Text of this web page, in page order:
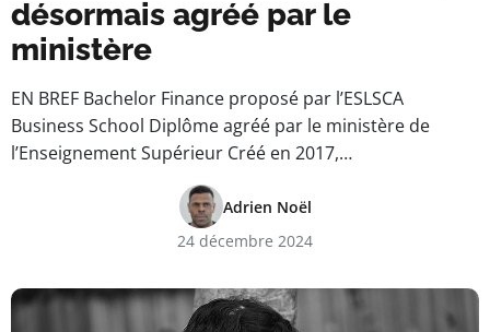
désormais agréé par le
ministère
EN BREF Bachelor Finance proposé par l’ESLSCA
Business School Diplôme agréé par le ministère de
l’Enseignement Supérieur Créé en 2017,…
Adrien Noël
24 décembre 2024